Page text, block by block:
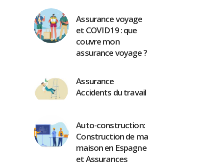
Assurance voyage
et COVID19 : que
couvre mon
assurance voyage ?
Assurance
Accidents du travail
Auto-construction:
Construction de ma
maison en Espagne
et Assurances